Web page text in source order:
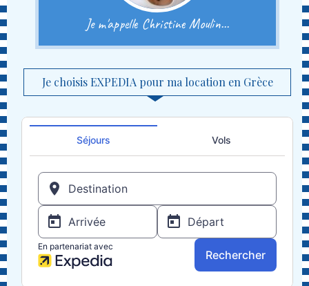
Je m'appelle Christine Moulin...
Je choisis EXPEDIA pour ma location en Grèce